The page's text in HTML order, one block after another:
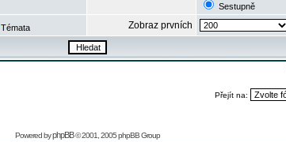
Sestupně
Témata Zobraz prvních
Přejít na:
Powered byphpBB© 2001, 2005 phpBB Group